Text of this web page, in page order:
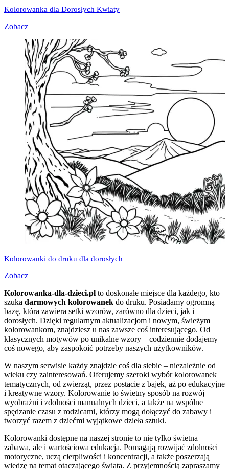
Kolorowanka dla Dorosłych Kwiaty
Zobacz
Kolorowanki do druku dla dorosłych
Zobacz
Kolorowanka-dla-dzieci.pl to doskonałe miejsce dla każdego, kto
szuka darmowych kolorowanek do druku. Posiadamy ogromną
bazę, która zawiera setki wzorów, zarówno dla dzieci, jak i
dorosłych. Dzięki regularnym aktualizacjom i nowym, świeżym
kolorowankom, znajdziesz u nas zawsze coś interesującego. Od
klasycznych motywów po unikalne wzory – codziennie dodajemy
coś nowego, aby zaspokoić potrzeby naszych użytkowników.
W naszym serwisie każdy znajdzie coś dla siebie – niezależnie od
wieku czy zainteresowań. Oferujemy szeroki wybór kolorowanek
tematycznych, od zwierząt, przez postacie z bajek, aż po edukacyjne
i kreatywne wzory. Kolorowanie to świetny sposób na rozwój
wyobraźni i zdolności manualnych dzieci, a także na wspólne
spędzanie czasu z rodzicami, którzy mogą dołączyć do zabawy i
tworzyć razem z dziećmi wyjątkowe dzieła sztuki.
Kolorowanki dostępne na naszej stronie to nie tylko świetna
zabawa, ale i wartościowa edukacja. Pomagają rozwijać zdolności
motoryczne, uczą cierpliwości i koncentracji, a także poszerzają
wiedzę na temat otaczającego świata. Z przyjemnością zapraszamy